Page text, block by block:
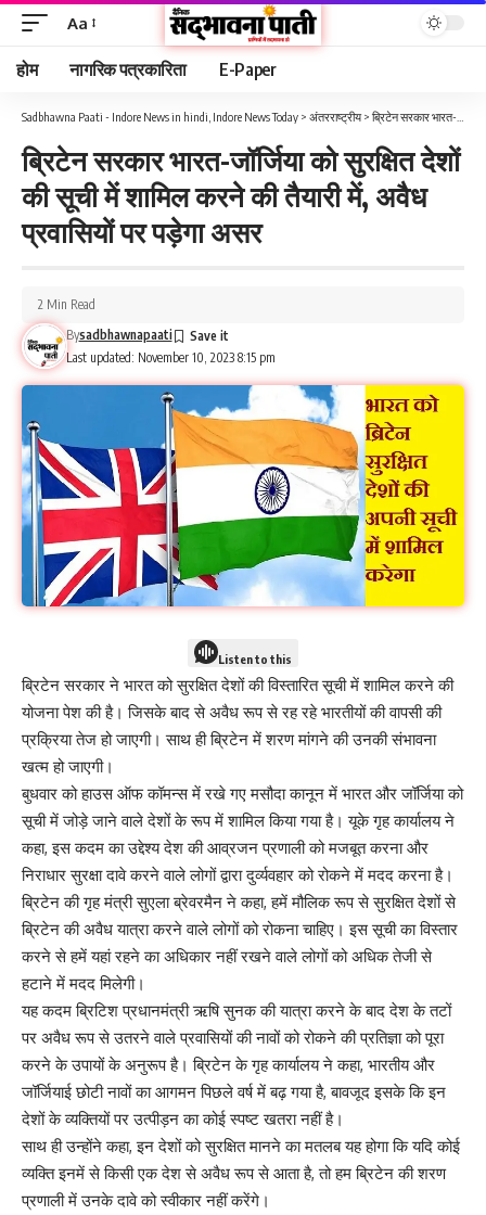
Aa
होम नागरिक पत्रकारिता E-Paper
Sadbhawna Paati - Indore News in hindi, Indore News Today > अंतरराष्ट्रीय> ब्रिटेन सरकार भारत-जॉर्जिया को सुरक्षित देशों की सूची में शामिल करने की तैयारी में, अवैध प्रवासियों पर पड़ेगा असर
ब्रिटेन सरकार भारत-जॉर्जिया को सुरक्षित देशों
की सूची में शामिल करने की तैयारी में, अवैध
प्रवासियों पर पड़ेगा असर
Last updated: November 10, 2023 8:15 pm
Bysadbhawnapaati
2 Min Read
Listen to this
ब्रिटेन सरकार ने भारत को सुरक्षित देशों की विस्तारित सूची में शामिल करने की
योजना पेश की है। जिसके बाद से अवैध रूप से रह रहे भारतीयों की वापसी की
प्रक्रिया तेज हो जाएगी। साथ ही ब्रिटेन में शरण मांगने की उनकी संभावना
खत्म हो जाएगी।
बुधवार को हाउस ऑफ कॉमन्स में रखे गए मसौदा कानून में भारत और जॉर्जिया को
सूची में जोड़े जाने वाले देशों के रूप में शामिल किया गया है। यूके गृह कार्यालय ने
कहा, इस कदम का उद्देश्य देश की आव्रजन प्रणाली को मजबूत करना और
निराधार सुरक्षा दावे करने वाले लोगों द्वारा दुर्व्यवहार को रोकने में मदद करना है।
ब्रिटेन की गृह मंत्री सुएला ब्रेवरमैन ने कहा, हमें मौलिक रूप से सुरक्षित देशों से
ब्रिटेन की अवैध यात्रा करने वाले लोगों को रोकना चाहिए। इस सूची का विस्तार
करने से हमें यहां रहने का अधिकार नहीं रखने वाले लोगों को अधिक तेजी से
हटाने में मदद मिलेगी।
यह कदम ब्रिटिश प्रधानमंत्री ऋषि सुनक की यात्रा करने के बाद देश के तटों
पर अवैध रूप से उतरने वाले प्रवासियों की नावों को रोकने की प्रतिज्ञा को पूरा
करने के उपायों के अनुरूप है। ब्रिटेन के गृह कार्यालय ने कहा, भारतीय और
जॉर्जियाई छोटी नावों का आगमन पिछले वर्ष में बढ़ गया है, बावजूद इसके कि इन
देशों के व्यक्तियों पर उत्पीड़न का कोई स्पष्ट खतरा नहीं है।
साथ ही उन्होंने कहा, इन देशों को सुरक्षित मानने का मतलब यह होगा कि यदि कोई
व्यक्ति इनमें से किसी एक देश से अवैध रूप से आता है, तो हम ब्रिटेन की शरण
प्रणाली में उनके दावे को स्वीकार नहीं करेंगे।